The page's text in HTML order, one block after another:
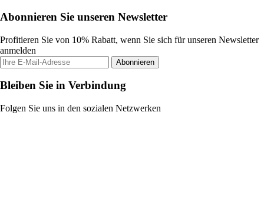
Abonnieren Sie unseren Newsletter
Profitieren Sie von 10% Rabatt, wenn Sie sich für unseren Newsletter
anmelden
Abonnieren
Bleiben Sie in Verbindung
Folgen Sie uns in den sozialen Netzwerken